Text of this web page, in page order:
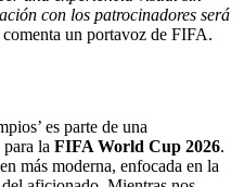
con los patrocinadores será
comenta un portavoz de FIFA.
es parte de una
la FIFA World Cup 2026.
más moderna, enfocada en la